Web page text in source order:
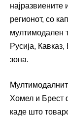
најразвиените
регионот, со
мултимодален
Русија,
зона.
Хомел и Брест
каде што